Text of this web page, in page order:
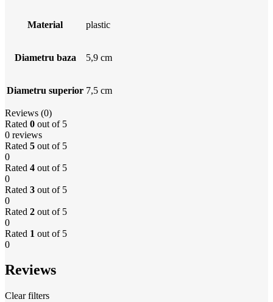
Material plastic
Diametru baza 5,9 cm
Diametru superior 7,5 cm
Reviews (0)
Rated 0 out of 5
0 reviews
Rated 5 out of 5
0
Rated 4 out of 5
0
Rated 3 out of 5
0
Rated 2 out of 5
0
Rated 1 out of 5
0
Reviews
Clear filters